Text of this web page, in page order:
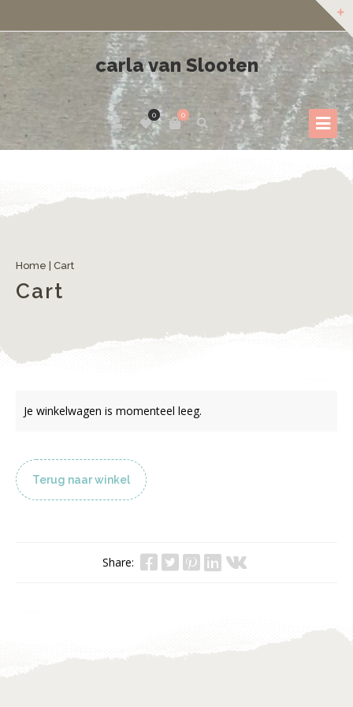
carla van Slooten
0
0
Home Cart
Cart
Je winkelwagen is momenteel leeg.
Terug naar winkel
Share: